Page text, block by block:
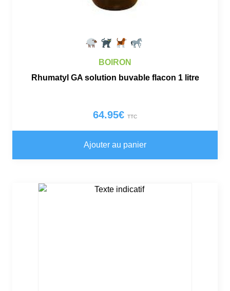
BOIRON
Rhumatyl GA solution buvable flacon 1 litre
64.95€ TTC
Ajouter au panier